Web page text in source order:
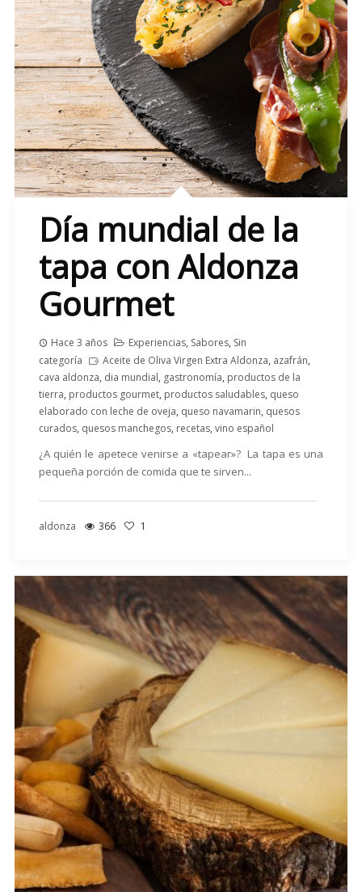
Día mundial de la
tapa con Aldonza
Gourmet
Hace 3 años Experiencias, Sabores, Sin
categoría
Aceite de Oliva Virgen Extra Aldonza, azafrán,
cava aldonza, dia mundial, gastronomía, productos de la
tierra, productos gourmet, productos saludables, queso
elaborado con leche de oveja, queso navamarin, quesos
curados, quesos manchegos, recetas, vino español
¿A quién le apetece venirse a «tapear»? La tapa es una
pequeña porción de comida que te sirven...
aldonza 366 1